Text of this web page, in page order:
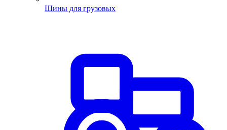
Шины для грузовых